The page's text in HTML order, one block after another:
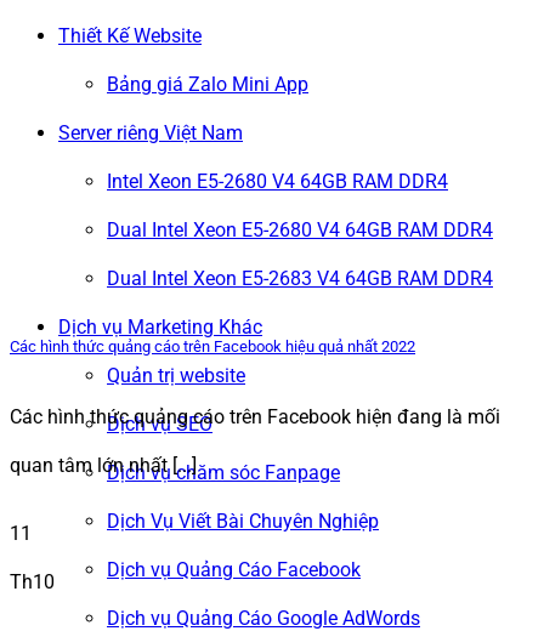
Thiết Kế Website
Bảng giá Zalo Mini App
Server riêng Việt Nam
Intel Xeon E5-2680 V4 64GB RAM DDR4
Dual Intel Xeon E5-2680 V4 64GB RAM DDR4
Dual Intel Xeon E5-2683 V4 64GB RAM DDR4
Dịch vụ Marketing Khác
Quản trị website
Dịch vụ SEO
Dịch vụ chăm sóc Fanpage
Dịch Vụ Viết Bài Chuyên Nghiệp
Dịch vụ Quảng Cáo Facebook
Dịch vụ Quảng Cáo Google AdWords
Các hình thức quảng cáo trên Facebook hiệu quả nhất 2022
Các hình thức quảng cáo trên Facebook hiện đang là mối
quan tâm lớn nhất [...]
11
Th10